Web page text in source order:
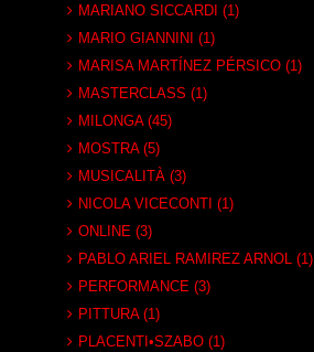
MARIANO SICCARDI (1)
MARIO GIANNINI (1)
MARISA MARTÍNEZ PÉRSICO (1)
MASTERCLASS (1)
MILONGA (45)
MOSTRA (5)
MUSICALITÀ (3)
NICOLA VICECONTI (1)
ONLINE (3)
PABLO ARIEL RAMIREZ ARNOL (1)
PERFORMANCE (3)
PITTURA (1)
PLACENTI•SZABO (1)